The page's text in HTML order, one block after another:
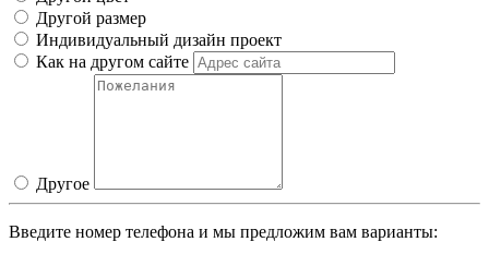
Другой размер
Индивидуальный дизайн проект
Как на другом сайте
Другое
Введите номер телефона и мы предложим вам варианты: